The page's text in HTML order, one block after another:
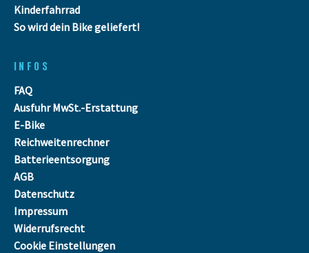
Kinderfahrrad
So wird dein Bike geliefert!
INFOS
FAQ
Ausfuhr MwSt.-Erstattung
E-Bike
Reichweitenrechner
Batterieentsorgung
AGB
Datenschutz
Impressum
Widerrufsrecht
Cookie Einstellungen